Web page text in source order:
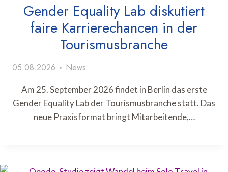
Gender Equality Lab diskutiert
faire Karrierechancen in der
Tourismusbranche
05.08.2026 News
Am 25. September 2026 findet in Berlin das erste
Gender Equality Lab der Tourismusbranche statt. Das
neue Praxisformat bringt Mitarbeitende,…